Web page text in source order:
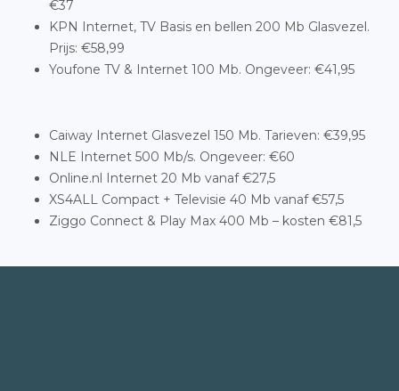
€37
KPN Internet, TV Basis en bellen 200 Mb Glasvezel.
Prijs: €58,99
Youfone TV & Internet 100 Mb. Ongeveer: €41,95
Caiway Internet Glasvezel 150 Mb. Tarieven: €39,95
NLE Internet 500 Mb/s. Ongeveer: €60
Online.nl Internet 20 Mb vanaf €27,5
XS4ALL Compact + Televisie 40 Mb vanaf €57,5
Ziggo Connect & Play Max 400 Mb – kosten €81,5